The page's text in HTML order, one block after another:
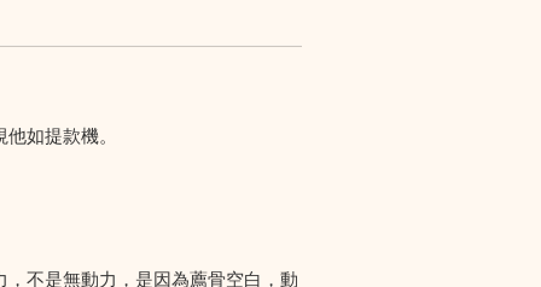
如提款機。
不是無動力，是因為薦骨空白，動